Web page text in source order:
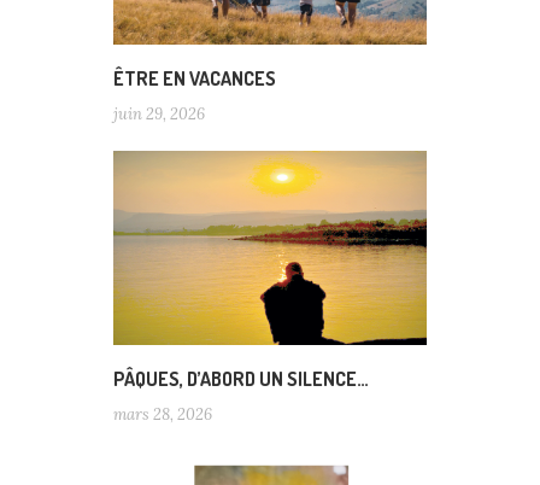
ÊTRE EN VACANCES
juin 29, 2026
PÂQUES, D’ABORD UN SILENCE…
mars 28, 2026